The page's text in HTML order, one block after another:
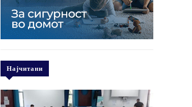
Најчитани